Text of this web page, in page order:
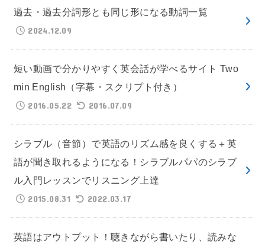
過去・過去分詞形とも同じ形になる動詞一覧
2024.12.09
短い動画で分かりやすく英会話が学べるサイト Two
min English（字幕・スクリプト付き）
2016.05.22
2016.07.09
シラブル（音節）で英語のリズム感を良くする＋英
語が聞き取れるようになる！シラブルパパのシラブ
ル入門レッスンでリスニング上達
2015.08.31
2022.03.17
英語はアウトプット！聴きながら書いたり、読みな